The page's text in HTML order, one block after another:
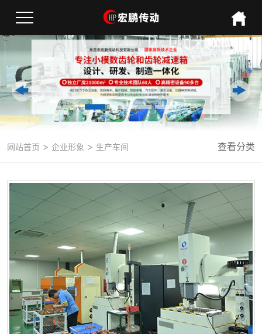
网站首页 > 企业形象 > 生产车间 查看分类